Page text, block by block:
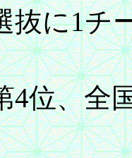
抜に1チ
4位、全